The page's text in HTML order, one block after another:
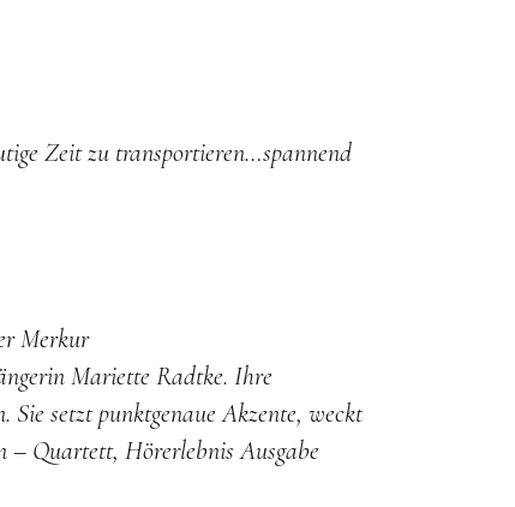
Zeit zu transportieren…spannend
Merkur
Mariette Radtke. Ihre
Sie setzt punktgenaue Akzente, weckt
– Quartett, Hörerlebnis Ausgabe